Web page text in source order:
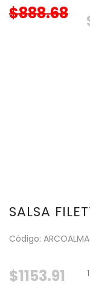
$888.68
SALSA
Código:
$1153.91